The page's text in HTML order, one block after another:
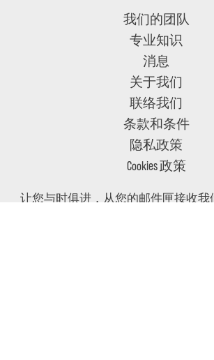
我们的团队
专业知识
消息
关于我们
联络我们
条款和条件
隐私政策
Cookies 政策
让您与时俱进，从您的邮件匣接收我